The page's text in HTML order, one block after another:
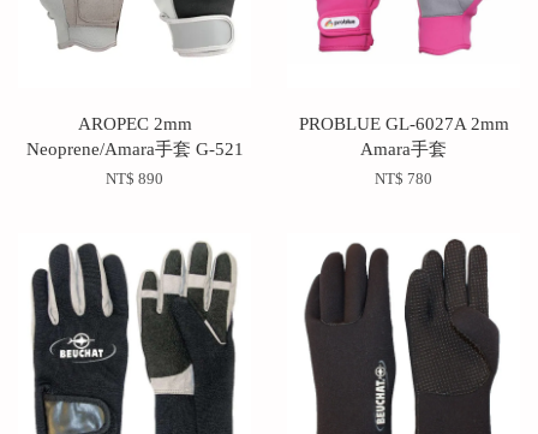
AROPEC 2mm
Neoprene/Amara手套 G-521
NT$ 890
PROBLUE GL-6027A 2mm
Amara手套
NT$ 780